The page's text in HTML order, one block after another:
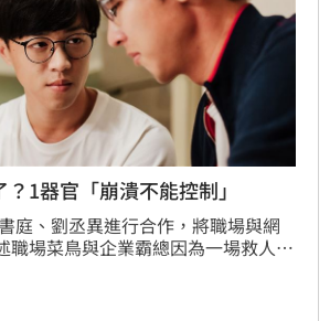
1器官「崩潰不能控制」
庭、劉丞異進行合作，將職場與網
職場菜鳥與企業霸總因為一場救人事
網球場迸發出「激情」火花。